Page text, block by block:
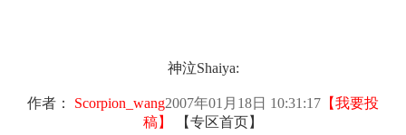
神泣Shaiya:
作者： Scorpion_wang2007年01月18日 10:31:17 【我要投
稿】 【专区首页】